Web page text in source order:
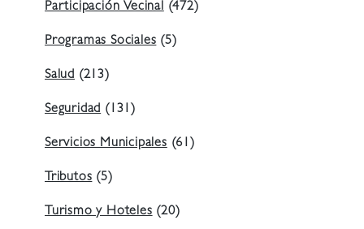
Participación Vecinal(472)
Programas Sociales(5)
Salud (213)
Seguridad(131)
Servicios Municipales(61)
Tributos(5)
Turismo y Hoteles(20)